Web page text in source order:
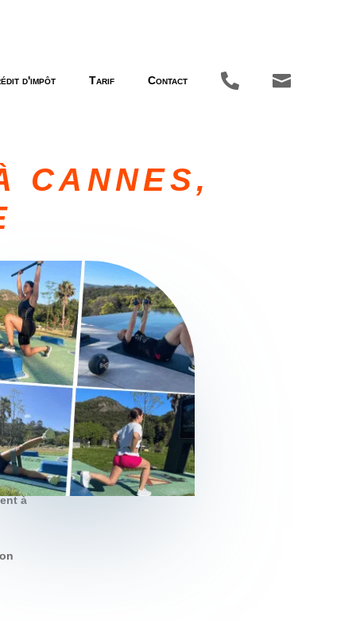
d'impôt Tarif Contact  
CANNES,
Mougins,
à